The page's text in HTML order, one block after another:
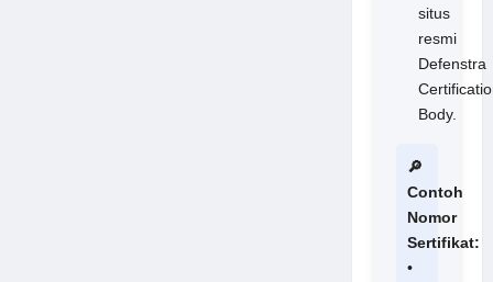
situs
resmi
Defenstra
Body.
🔎
Contoh
Nomor
Sertifikat:
•